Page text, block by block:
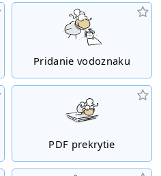
Pridanie vodoznaku
PDF prekrytie